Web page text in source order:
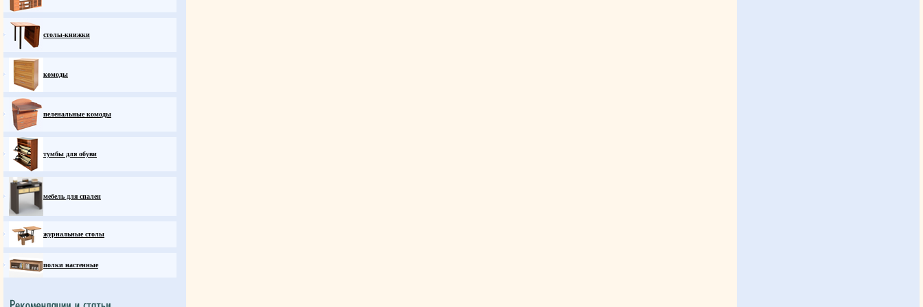
столы-книжки
комоды
пеленальные комоды
тумбы для обуви
мебель для спален
журнальные столы
полки настенные